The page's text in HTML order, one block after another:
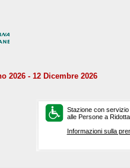
2026 - 12 Dicembre 2026
Stazione con
alle Persone a
Informazioni sulla